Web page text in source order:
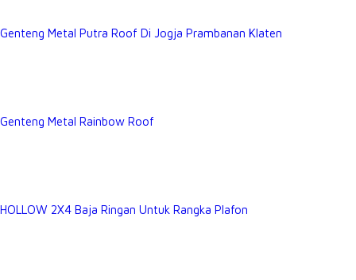
Genteng Metal Putra Roof Di Jogja Prambanan Klaten
Genteng Metal Rainbow Roof
HOLLOW 2X4 Baja Ringan Untuk Rangka Plafon